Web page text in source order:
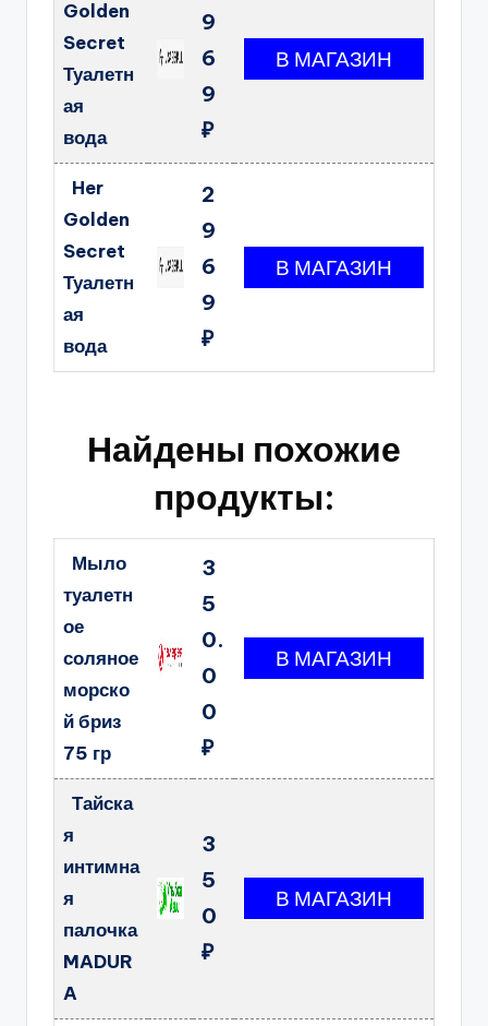
Golden
Secret
Туалетн
ая
вода
9
6
9
₽
Her
Golden
Secret
Туалетн
ая
вода
2
9
6
9
₽
Найдены похожие
продукты:
Мыло
туалетн
ое
соляное
морско
й бриз
75 гр
3
5
0.
0
0
₽
Тайска
я
интимна
я
палочка
MADUR
A
3
5
0
₽